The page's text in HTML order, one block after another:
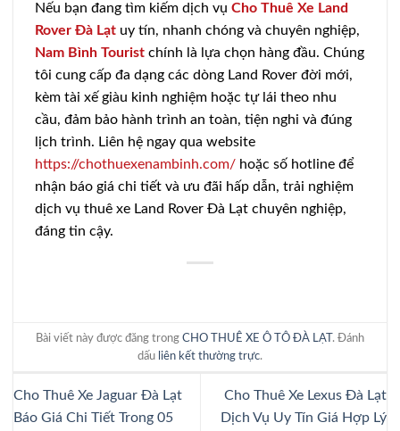
Nếu bạn đang tìm kiếm dịch vụ Cho Thuê Xe Land
Rover Đà Lạt uy tín, nhanh chóng và chuyên nghiệp,
Nam Bình Tourist chính là lựa chọn hàng đầu. Chúng
tôi cung cấp đa dạng các dòng Land Rover đời mới,
kèm tài xế giàu kinh nghiệm hoặc tự lái theo nhu
cầu, đảm bảo hành trình an toàn, tiện nghi và đúng
lịch trình. Liên hệ ngay qua website
https://chothuexenambinh.com/ hoặc số hotline để
nhận báo giá chi tiết và ưu đãi hấp dẫn, trải nghiệm
dịch vụ thuê xe Land Rover Đà Lạt chuyên nghiệp,
đáng tin cậy.
Bài viết này được đăng trong CHO THUÊ XE Ô TÔ ĐÀ LẠT . Đánh
dấu liên kết thường trực.
Cho Thuê Xe Jaguar Đà Lạt
Báo Giá Chi Tiết Trong 05
Cho Thuê Xe Lexus Đà Lạt
Dịch Vụ Uy Tín Giá Hợp Lý